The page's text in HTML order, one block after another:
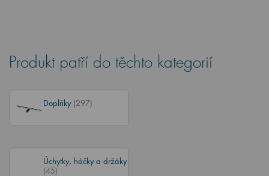
Produkt patří do těchto kategorií
Doplňky (297)
Úchytky, háčky a držáky
(45)